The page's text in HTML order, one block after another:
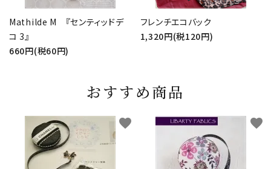
Mathilde M 『センティッドデ
コ 3』
660円(税60円)
フレンチエコバック
1,320円(税120円)
おすすめ商品
favorite favorite